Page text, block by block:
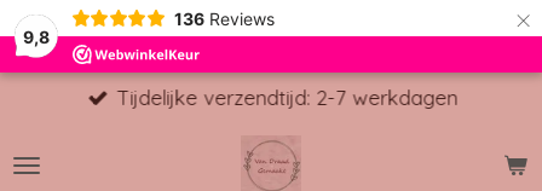
9,8
136 Reviews ×
Tijdelijke verzendtijd: 2-7 werkdagen